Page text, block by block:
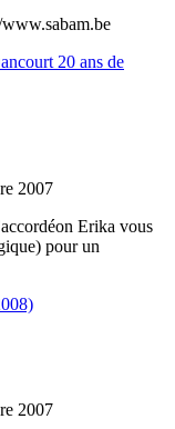
20 ans de
2007
Erika vous
pour un
2007